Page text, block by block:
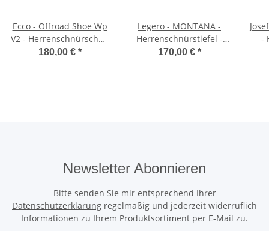
Ecco - Offroad Shoe Wp
V2 - Herrenschnürschuh
- schwarz/mokka
180,00 € *
Legero - MONTANA -
Herrenschnürstiefel -
CHARCOAL (GRAU)
170,00 € *
Josef
- Herrenschnürer -
Newsletter Abonnieren
Bitte senden Sie mir entsprechend Ihrer
Datenschutzerklärung regelmäßig und jederzeit widerruflich
Informationen zu Ihrem Produktsortiment per E-Mail zu.